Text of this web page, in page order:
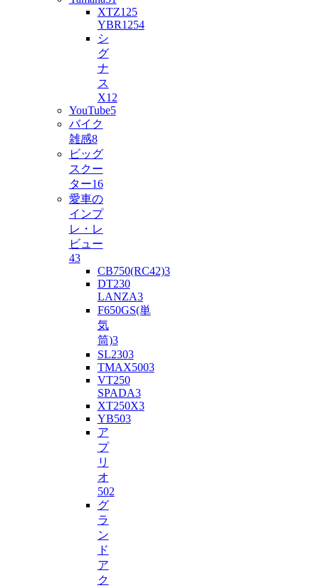
XTZ125
YBR1254
シ
グ
ナ
ス
X12
YouTube5
バイク
雑感8
ビッグ
スクー
ター16
愛車の
インプ
レ・レ
ビュー
43
CB750(RC42)3
DT230
LANZA3
F650GS(単
気
筒)3
SL2303
TMAX5003
VT250
SPADA3
XT250X3
YB503
ア
プ
リ
オ
502
グ
ラ
ン
ド
ア
ク